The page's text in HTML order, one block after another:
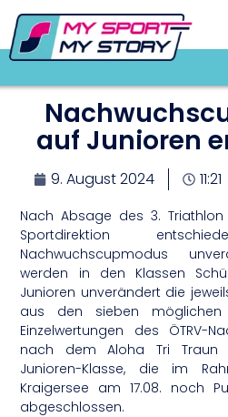
auf Junioren
9. August 2024 11:21
Nach Absage des 3.
Sportdirektion
Nachwuchscupmodus
werden in den Klassen
Junioren unverändert die
aus den sieben möglichen
Einzelwertungen des ÖTRV-
nach dem Aloha Tri Traun
Junioren-Klasse, die im
Kraigersee am 17.08. noch
abgeschlossen.